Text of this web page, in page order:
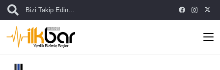
Bizi Takip Edin…